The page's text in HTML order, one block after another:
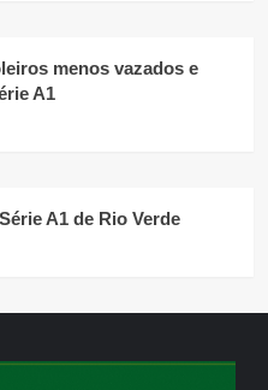
menos vazados e
A1
A1 de Rio Verde